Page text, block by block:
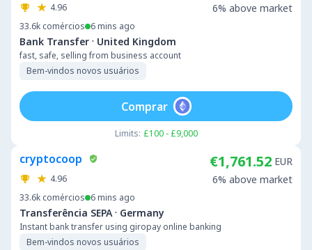
4.96
33.6k comércios 6 mins ago
Bank Transfer · United Kingdom
fast, safe, selling from business account
Bem-vindos novos usuários
6% above market
Limits: £100 - £9,000
Comprar
cryptocoop
4.96
33.6k comércios 6 mins ago
Transferência SEPA · Germany
Instant bank transfer using giropay online banking
Bem-vindos novos usuários
€1,761.52 EUR
6% above market